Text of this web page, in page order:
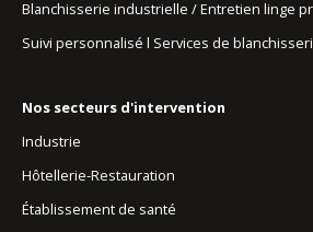
Blanchisserie industrielle / Entretien linge
Suivi personnalisé l Services de
Nos secteurs d'intervention
Industrie
Hôtellerie-Restauration
Établissement de santé